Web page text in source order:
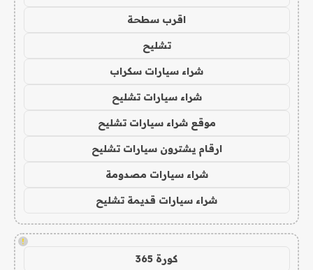
اقرب سطحة
تشليح
شراء سيارات سكراب
شراء سيارات تشليح
موقع شراء سيارات تشليح
ارقام يشترون سيارات تشليح
شراء سيارات مصدومة
شراء سيارات قديمة تشليح
!
كورة 365